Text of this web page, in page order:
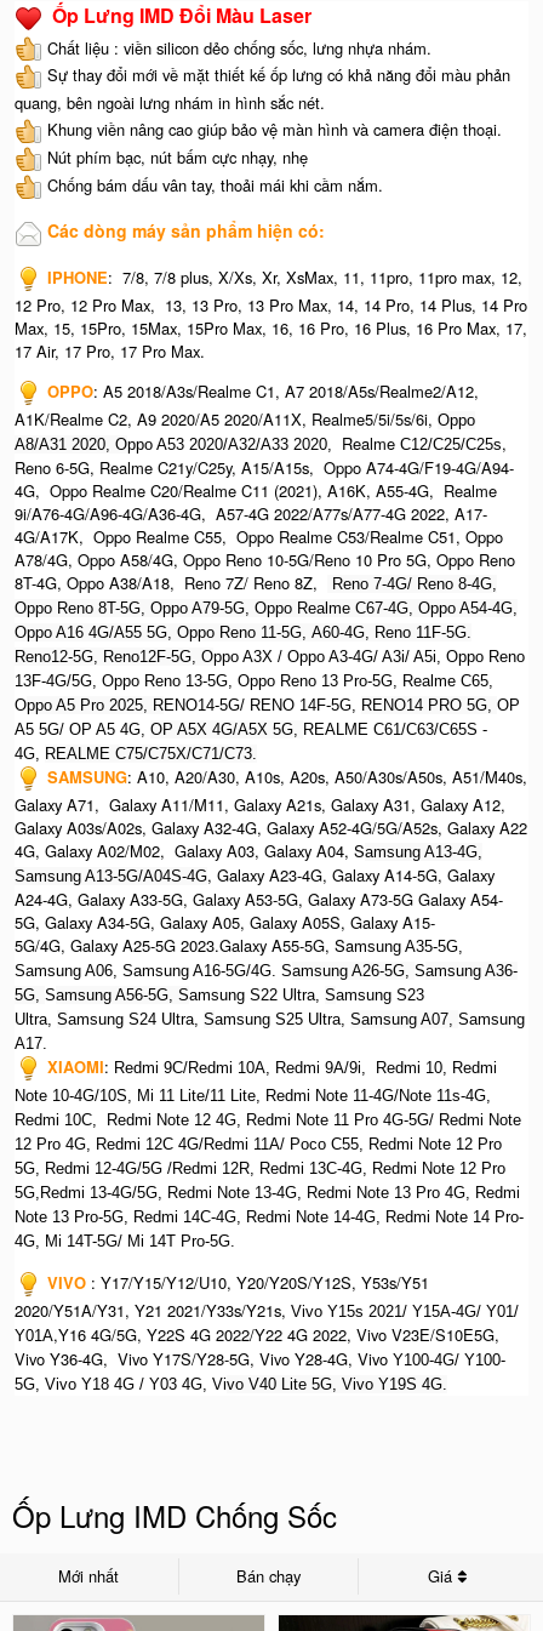
Ốp Lưng IMD Đổi Màu Laser
Chất liệu : viền silicon dẻo chống sốc, lưng nhựa nhám.
Sự thay đổi mới về mặt thiết kế ốp lưng có khả năng đổi màu phản
quang, bên ngoài lưng nhám in hình sắc nét.
Khung viền nâng cao giúp bảo vệ màn hình và camera điện thoại.
Nút phím bạc, nút bấm cực nhạy, nhẹ
Chống bám dấu vân tay, thoải mái khi cầm nắm.
Các dòng máy sản phẩm hiện có:
IPHONE: 7/8, 7/8 plus, X/Xs, Xr, XsMax, 11, 11pro, 11pro max, 12,
12 Pro, 12 Pro Max, 13, 13 Pro, 13 Pro Max, 14, 14 Pro, 14 Plus, 14 Pro
Max, 15, 15Pro, 15Max, 15Pro Max, 16, 16 Pro, 16 Plus, 16 Pro Max, 17,
17 Air, 17 Pro, 17 Pro Max.
OPPO: A5 2018/A3s/Realme C1, A7 2018/A5s/Realme2/A12,
A1K/Realme C2, A9 2020/A5 2020/A11X, Realme5/5i/5s/6i, Oppo
A8/A31 2020, Oppo A53 2020/A32/A33 2020, Realme C12/C25/C25s,
Reno 6-5G, Realme C21y/C25y, A15/A15s, Oppo A74-4G/F19-4G/A94-
4G, Oppo Realme C20/Realme C11 (2021), A16K, A55-4G, Realme
9i/A76-4G/A96-4G/A36-4G, A57-4G 2022/A77s/A77-4G 2022, A17-
4G/A17K, Oppo Realme C55, Oppo Realme C53/Realme C51, Oppo
A78/4G, Oppo A58/4G, Oppo Reno 10-5G/Reno 10 Pro 5G, Oppo Reno
8T-4G, Oppo A38/A18, Reno 7Z/ Reno 8Z,
Reno 7-4G/ Reno 8-4G,
Oppo Reno 8T-5G, Oppo A79-5G, Oppo Realme C67-4G, Oppo A54-4G,
Oppo A16 4G/A55 5G, Oppo Reno 11-5G, A60-4G, Reno 11F-5G.
Reno12-5G, Reno12F-5G, Oppo A3X / Oppo A3-4G/ A3i/ A5i, Oppo Reno
13F-4G/5G, Oppo Reno 13-5G, Oppo Reno 13 Pro-5G, Realme C65,
Oppo A5 Pro 2025, RENO14-5G/ RENO 14F-5G, RENO14 PRO 5G, OP
A5 5G/ OP A5 4G, OP A5X 4G/A5X 5G, REALME C61/C63/C65S -
4G, REALME C75/C75X/C71/C73.
SAMSUNG: A10, A20/A30, A10s, A20s, A50/A30s/A50s, A51/M40s,
Galaxy A71, Galaxy A11/M11, Galaxy A21s, Galaxy A31, Galaxy A12,
Galaxy A03s/A02s, Galaxy A32-4G, Galaxy A52-4G/5G/A52s, Galaxy A22
4G, Galaxy A02/M02, Galaxy A03, Galaxy A04, Samsung A13-4G,
Samsung A13-5G/A04S-4G, Galaxy A23-4G, Galaxy A14-5G, Galaxy
A24-4G, Galaxy A33-5G, Galaxy A53-5G, Galaxy A73-5G Galaxy A54-
5G, Galaxy A34-5G, Galaxy A05, Galaxy A05S, Galaxy A15-
5G/4G, Galaxy A25-5G 2023.Galaxy A55-5G, Samsung A35-5G,
Samsung A06, Samsung A16-5G/4G. Samsung A26-5G, Samsung A36-
5G, Samsung A56-5G, Samsung S22 Ultra, Samsung S23
Ultra, Samsung S24 Ultra, Samsung S25 Ultra, Samsung A07, Samsung
A17.
XIAOMI: Redmi 9C/Redmi 10A, Redmi 9A/9i, Redmi 10, Redmi
Note 10-4G/10S, Mi 11 Lite/11 Lite, Redmi Note 11-4G/Note 11s-4G,
Redmi 10C, Redmi Note 12 4G, Redmi Note 11 Pro 4G-5G/ Redmi Note
12 Pro 4G, Redmi 12C 4G/Redmi 11A/ Poco C55, Redmi Note 12 Pro
5G, Redmi 12-4G/5G /Redmi 12R, Redmi 13C-4G, Redmi Note 12 Pro
5G,Redmi 13-4G/5G, Redmi Note 13-4G, Redmi Note 13 Pro 4G, Redmi
Note 13 Pro-5G, Redmi 14C-4G, Redmi Note 14-4G, Redmi Note 14 Pro-
4G, Mi 14T-5G/ Mi 14T Pro-5G.
VIVO : Y17/Y15/Y12/U10, Y20/Y20S/Y12S, Y53s/Y51
2020/Y51A/Y31, Y21 2021/Y33s/Y21s, Vivo Y15s 2021/ Y15A-4G/ Y01/
Y01A,Y16 4G/5G, Y22S 4G 2022/Y22 4G 2022, Vivo V23E/S10E5G,
Vivo Y36-4G, Vivo Y17S/Y28-5G, Vivo Y28-4G, Vivo Y100-4G/ Y100-
5G, Vivo Y18 4G / Y03 4G, Vivo V40 Lite 5G, Vivo Y19S 4G.
Ốp Lưng IMD Chống Sốc
Mới nhất Bán chạy Giá